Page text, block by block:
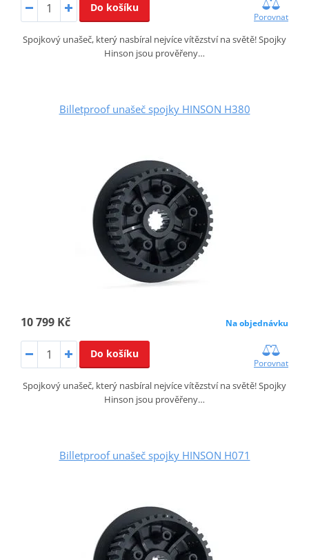
Do košíku
Porovnat
Spojkový unašeč, který nasbíral nejvíce vítězství na světě! Spojky
Hinson jsou prověřeny…
Billetproof unašeč spojky HINSON H380
10 799 Kč Na objednávku
Do košíku
Porovnat
Spojkový unašeč, který nasbíral nejvíce vítězství na světě! Spojky
Hinson jsou prověřeny…
Billetproof unašeč spojky HINSON H071